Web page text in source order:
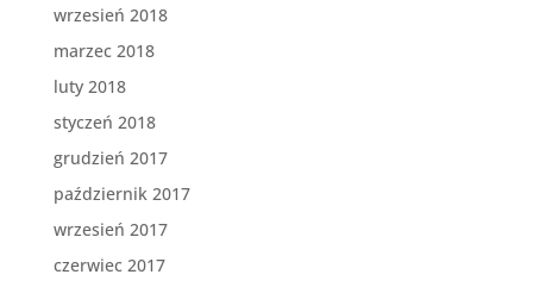
wrzesień 2018
marzec 2018
luty 2018
styczeń 2018
grudzień 2017
październik 2017
wrzesień 2017
czerwiec 2017